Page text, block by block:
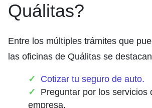
Quálitas?
Entre los múltiples trámites que
las oficinas de Quálitas se
Cotizar tu seguro de auto.
Preguntar por los servicios
empresa.